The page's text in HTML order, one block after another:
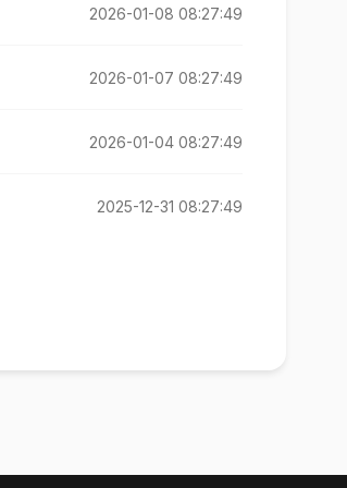
2026-01-08 08:27:49
2026-01-07 08:27:49
2026-01-04 08:27:49
2025-12-31 08:27:49